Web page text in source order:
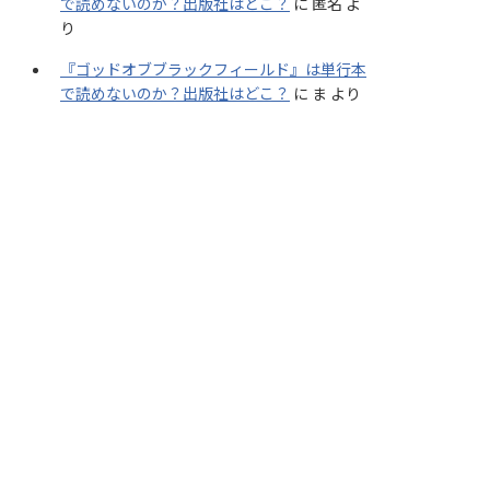
り
『ゴッドオブブラックフィールド』は単行本
で読めないのか？出版社はどこ？ に ま より